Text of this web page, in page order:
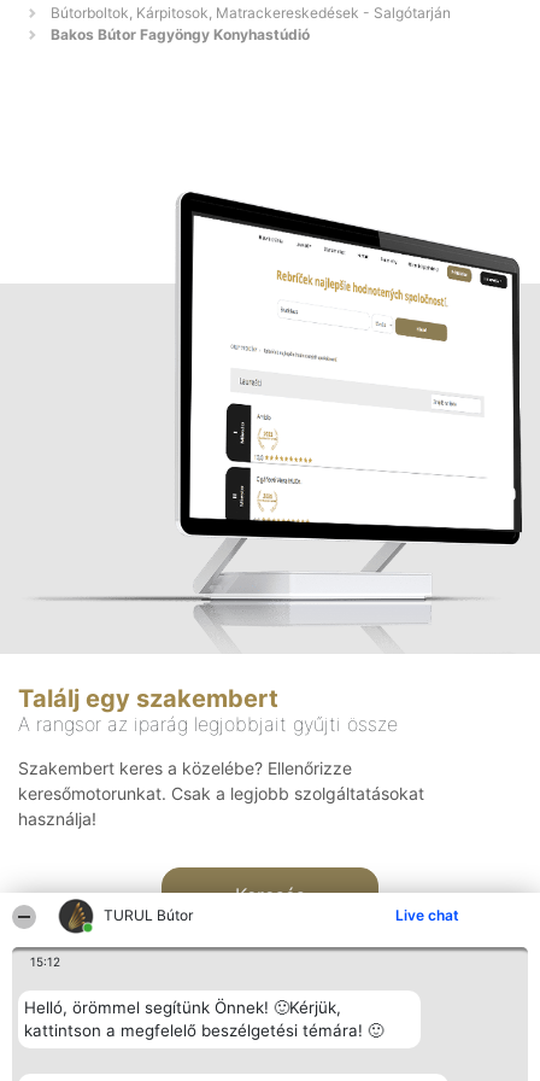
TURUL Bútor Live chat
15:12
Helló, örömmel segítünk Önnek! 🙂Kérjük,
kattintson a megfelelő beszélgetési témára! 🙂
Bútorboltok, Kárpitosok, Matrackereskedések - Salgótarján
Bakos Bútor Fagyöngy Konyhastúdió
Találj egy szakembert
A rangsor az iparág legjobbjait gyűjti össze
Szakembert keres a közelébe? Ellenőrizze
keresőmotorunkat. Csak a legjobb szolgáltatásokat
használja!
Keresés
Rangsorszervező Népszavazás Elérhetőség